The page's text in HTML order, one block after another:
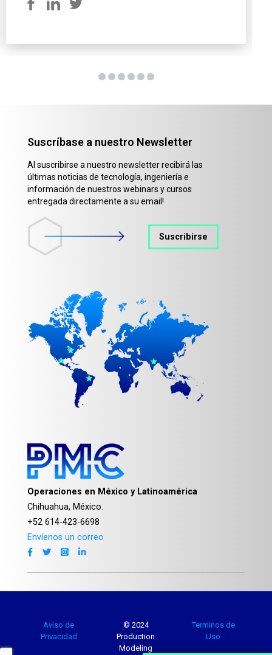
Suscríbase a nuestro Newsletter
Al suscribirse a nuestro newsletter recibirá las
últimas noticias de tecnología, ingeniería e
información de nuestros webinars y cursos
entregada directamente a su email!
Suscribirse
Operaciones en México y Latinoamérica
Chihuahua, México.
+52 614-423-6698
Envíenos un correo
Aviso de
Privacidad
© 2024
Production
Modeling
Terminos de
Uso